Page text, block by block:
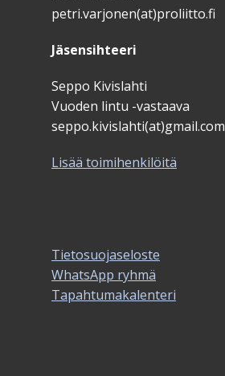
petri.varjonen(at)proliitto.fi
Jäsensihteeri
Seppo Kivislahti
Vuoden lintu -vastaava
seppo.kivislahti(at)gmail.com
Lisää toimihenkilöitä
Tietosuojaseloste
WhatsApp ryhmä
Tapahtumakalenteri